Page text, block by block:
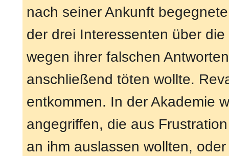
nach seiner Ankunft
der drei Interessenten über
wegen ihrer falschen
anschließend töten wollte.
entkommen. In der Akademie
angegriffen, die aus
an ihm auslassen wollten,